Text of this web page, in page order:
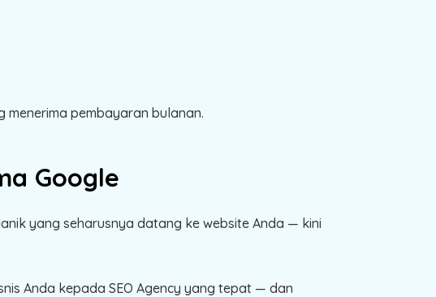
menerima pembayaran bulanan.
Google
yang seharusnya datang ke website Anda — kini
Anda kepada SEO Agency yang tepat — dan